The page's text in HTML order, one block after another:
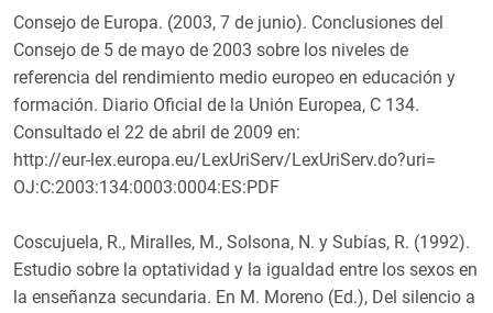
Consejo de Europa. (2003, 7 de junio). Conclusiones del
Consejo de 5 de mayo de 2003 sobre los niveles de
referencia del rendimiento medio europeo en educación y
formación. Diario Oficial de la Unión Europea, C 134.
Consultado el 22 de abril de 2009 en:
http://eur-lex.europa.eu/LexUriServ/LexUriServ.do?uri=
OJ:C:2003:134:0003:0004:ES:PDF
Coscujuela, R., Miralles, M., Solsona, N. y Subías, R. (1992).
Estudio sobre la optatividad y la igualdad entre los sexos en
la enseñanza secundaria. En M. Moreno (Ed.), Del silencio a